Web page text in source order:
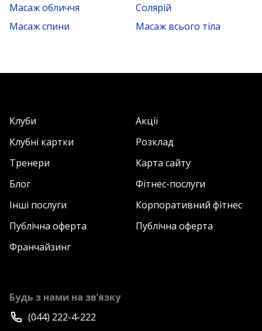
Масаж обличчя
Солярій
Масаж спини
Масаж всього тіла
Клуби
Акції
Клубні картки
Розклад
Тренери
Карта сайту
Блог
Фітнес-послуги
Інші послуги
Корпоративний фітнес
Публічна оферта
Публічна оферта
Франчайзинг
Будь з нами на зв’язку
(044) 222-4-222